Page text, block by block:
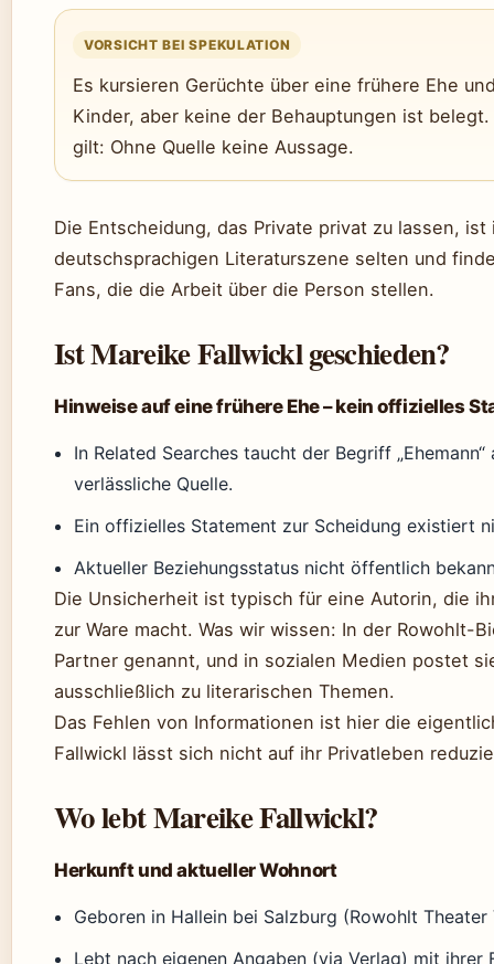
VORSICHT BEI SPEKULATION
Es kursieren Gerüchte über eine frühere Ehe
Kinder, aber keine der Behauptungen ist
gilt: Ohne Quelle keine Aussage.
Die Entscheidung, das Private privat zu lassen, ist
deutschsprachigen Literaturszene selten und
Fans, die die Arbeit über die Person stellen.
Ist Mareike Fallwickl geschieden?
Hinweise auf eine frühere Ehe – kein offizielles
In Related Searches taucht der Begriff
verlässliche Quelle.
Ein offizielles Statement zur Scheidung existiert
Aktueller Beziehungsstatus nicht öffentlich
Die Unsicherheit ist typisch für eine Autorin, die
zur Ware macht. Was wir wissen: In der Rowohlt-
Partner genannt, und in sozialen Medien postet
ausschließlich zu literarischen Themen.
Das Fehlen von Informationen ist hier die
Fallwickl lässt sich nicht auf ihr Privatleben
Wo lebt Mareike Fallwickl?
Herkunft und aktueller Wohnort
Geboren in Hallein bei Salzburg (Rowohlt Theater
Lebt nach eigenen Angaben (via Verlag) mit ihrer